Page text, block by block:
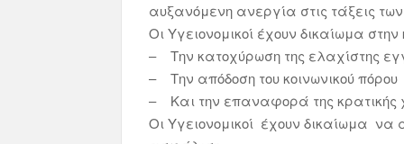
αυξανόμενη ανεργία στις τάξεις
Οι Υγειονομικοί έχουν δικαίωμα
– Την κατοχύρωση της ελαχίστης
– Την απόδοση του κοινωνικού πόρου
– Και την επαναφορά της κρατικής
Οι Υγειονομικοί έχουν δικαίωμα να